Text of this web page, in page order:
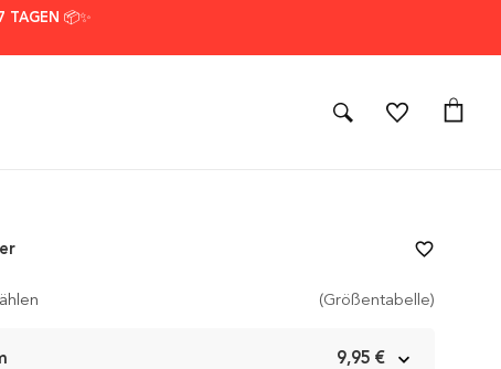
TAGEN 📦✨
(Größentabelle)
9,95 €
favorite_border